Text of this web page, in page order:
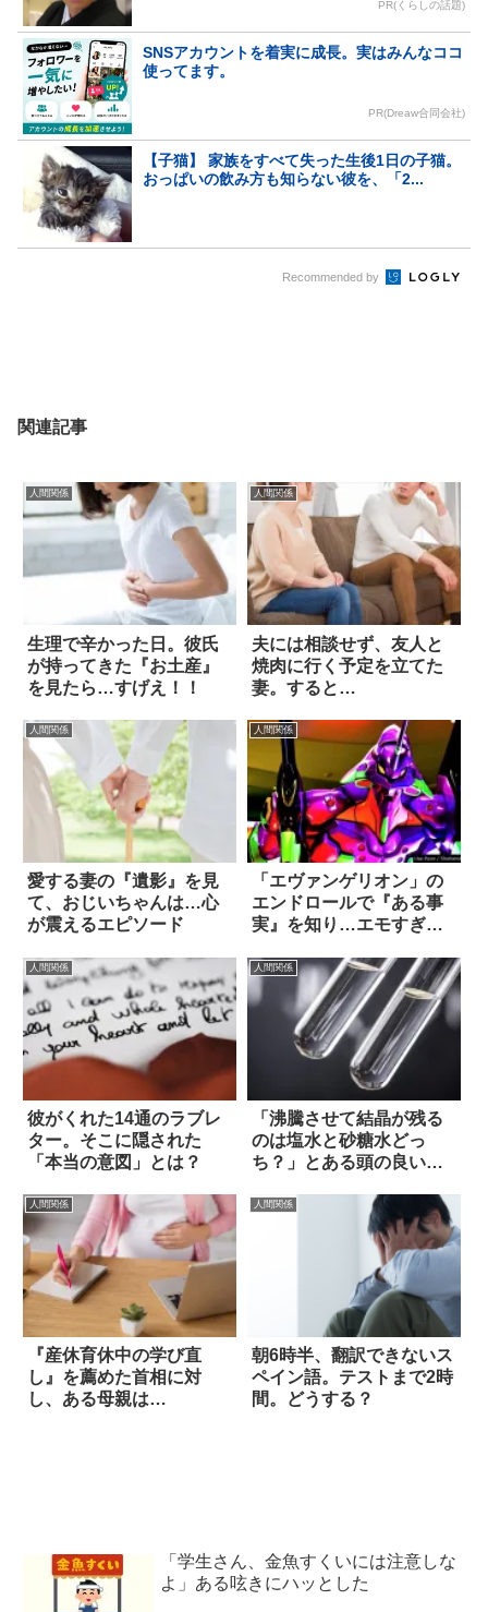
PR(くらしの話題)
SNSアカウントを着実に成長。実はみんなココ
使ってます。
PR(Dreaw合同会社)
【子猫】 家族をすべて失った生後1日の子猫。
おっぱいの飲み方も知らない彼を、「2...
Recommended by
関連記事
人間関係
生理で辛かった日。彼氏
が持ってきた『お土産』
を見たら…すげえ！！
人間関係
夫には相談せず、友人と
焼肉に行く予定を立てた
妻。すると…
人間関係
愛する妻の『遺影』を見
て、おじいちゃんは…心
が震えるエピソード
人間関係
「エヴァンゲリオン」の
エンドロールで『ある事
実』を知り…エモすぎる
人間関係
彼がくれた14通のラブレ
ター。そこに隠された
「本当の意図」とは？
人間関係
「沸騰させて結晶が残る
のは塩水と砂糖水どっ
ち？」とある頭の良い小
人間関係
『産休育休中の学び直
し』を薦めた首相に対
し、ある母親は…
人間関係
朝6時半、翻訳できないス
ペイン語。テストまで2時
間。どうする？
「学生さん、金魚すくいには注意しな
よ」ある呟きにハッとした